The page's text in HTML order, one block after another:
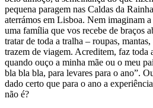
pequena paragem nas Caldas da
aterrámos em Lisboa. Nem imaginam
uma família que vos recebe de braços
tratar de toda a tralha – roupas,
trazem de viagem. Acreditem, faz toda
quando ouço a minha mãe ou o meu
bla bla bla, para levares para o ano”.
dado certo que para o ano a
não é?